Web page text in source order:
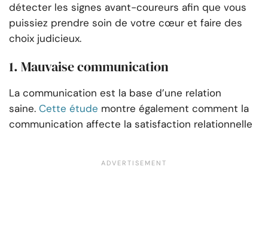
détecter les signes avant-coureurs afin que vous
puissiez prendre soin de votre cœur et faire des
choix judicieux.
1. Mauvaise communication
La communication est la base d’une relation
saine. Cette étude montre également comment la
communication affecte la satisfaction relationnelle